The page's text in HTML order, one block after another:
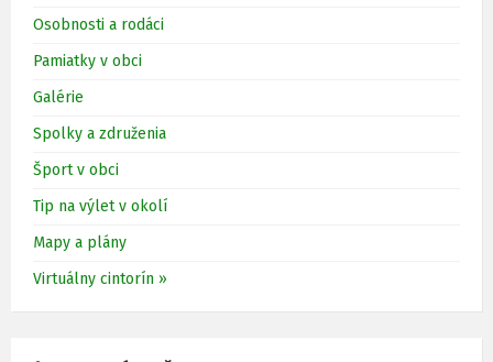
Osobnosti a rodáci
Pamiatky v obci
Galérie
Spolky a združenia
Šport v obci
Tip na výlet v okolí
Mapy a plány
Virtuálny cintorín »